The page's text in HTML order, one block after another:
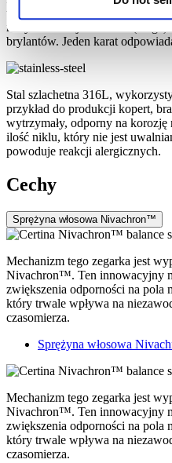
wykorzystuje kamienie wysoko
małych inkluzjach. Carat
brylantów. Jeden karat
Stal szlachetna 316L,
przykład do produkcji kopert,
wytrzymały, odporny na korozję
ilość niklu, który nie jest
powoduje reakcji alergicznych.
Cechy
Sprężyna włosowa Nivachron™
Mechanizm tego zegarka jest
Nivachron™. Ten innowacyjny
zwiększenia odporności na pola
który trwale wpływa na
czasomierza.
Sprężyna włosowa
Mechanizm tego zegarka jest
Nivachron™. Ten innowacyjny
zwiększenia odporności na pola
który trwale wpływa na
czasomierza.